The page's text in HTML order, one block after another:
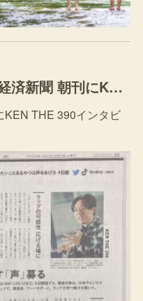
[NEWS] 6月7日(火) 日本経済新聞 朝刊にKEN THE 390インタビューが掲載されました。
KEN THE 390インタビ